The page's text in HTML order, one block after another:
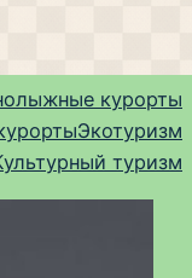
курорты
Экотуризм
туризм